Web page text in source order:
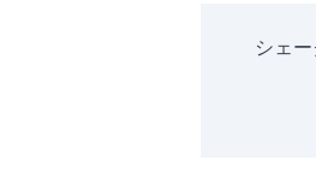
シェ